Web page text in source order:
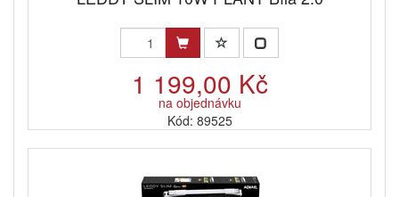
1 199,00 Kč
na objednávku
Kód: 89525